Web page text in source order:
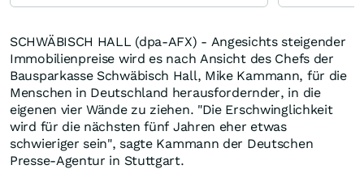
SCHWÄBISCH HALL (dpa-AFX) - Angesichts steigender
Immobilienpreise wird es nach Ansicht des Chefs der
Bausparkasse Schwäbisch Hall, Mike Kammann, für die
Menschen in Deutschland herausfordernder, in die
eigenen vier Wände zu ziehen. "Die Erschwinglichkeit
wird für die nächsten fünf Jahren eher etwas
schwieriger sein", sagte Kammann der Deutschen
Presse-Agentur in Stuttgart.